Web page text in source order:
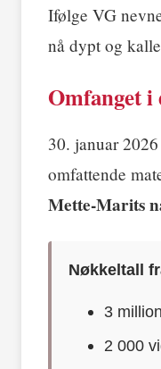
Ifølge VG
nå dypt og
Omfanget i
30. januar
omfattende
Mette-Marits
Nøkkeltall
3
2 000